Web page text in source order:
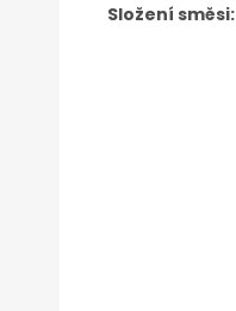
Složení směsi: